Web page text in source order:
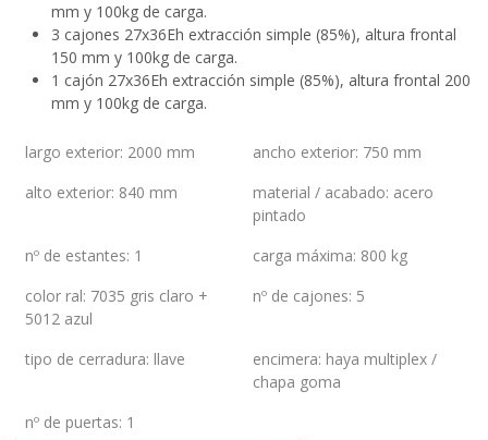
mm y 100kg de carga.
3 cajones 27x36Eh extracción simple (85%), altura frontal
150 mm y 100kg de carga.
1 cajón 27x36Eh extracción simple (85%), altura frontal 200
mm y 100kg de carga.
largo exterior: 2000 mm ancho exterior: 750 mm
alto exterior: 840 mm material / acabado: acero
pintado
nº de estantes: 1 carga máxima: 800 kg
color ral: 7035 gris claro +
5012 azul
nº de cajones: 5
tipo de cerradura: llave encimera: haya multiplex /
chapa goma
nº de puertas: 1